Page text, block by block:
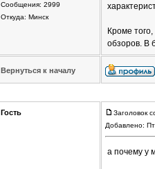
Сообщения: 2999
Откуда: Минск
Кроме
обзоров. В
Вернуться к началу
Гость
Заголовок
Добавлено:
а почему у